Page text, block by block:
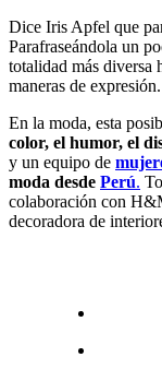
Dice Iris Apfel que
Parafraseándola un
totalidad más diversa
maneras de expresión.
En la moda, esta
color, el humor, el
y un equipo de
moda desde Perú.
colaboración con
decoradora de